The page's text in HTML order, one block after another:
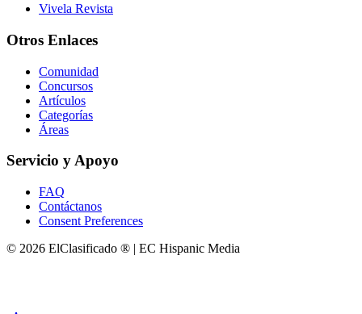
Vivela Revista
Otros Enlaces
Comunidad
Concursos
Artículos
Categorías
Áreas
Servicio y Apoyo
FAQ
Contáctanos
Consent Preferences
© 2026 ElClasificado ® | EC Hispanic Media